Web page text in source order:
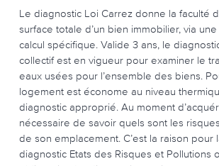
Le diagnostic Loi Carrez donne la faculté
surface totale d’un bien immobilier, via
calcul spécifique. Valide 3 ans, le
collectif est en vigueur pour examiner le
eaux usées pour l’ensemble des biens.
logement est économe au niveau
diagnostic approprié. Au moment
nécessaire de savoir quels sont les
de son emplacement. C’est la raison pour
diagnostic Etats des Risques et Pollutions